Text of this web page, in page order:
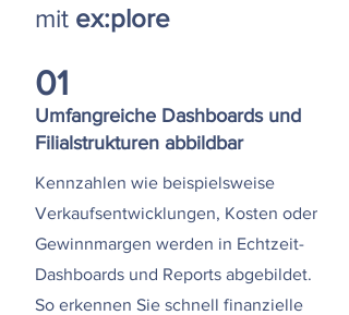
mit ex:plore
01
Umfangreiche Dashboards und
Filialstrukturen abbildbar
Kennzahlen wie beispielsweise
Verkaufsentwicklungen, Kosten oder
Gewinnmargen werden in Echtzeit-
Dashboards und Reports abgebildet.
So erkennen Sie schnell finanzielle